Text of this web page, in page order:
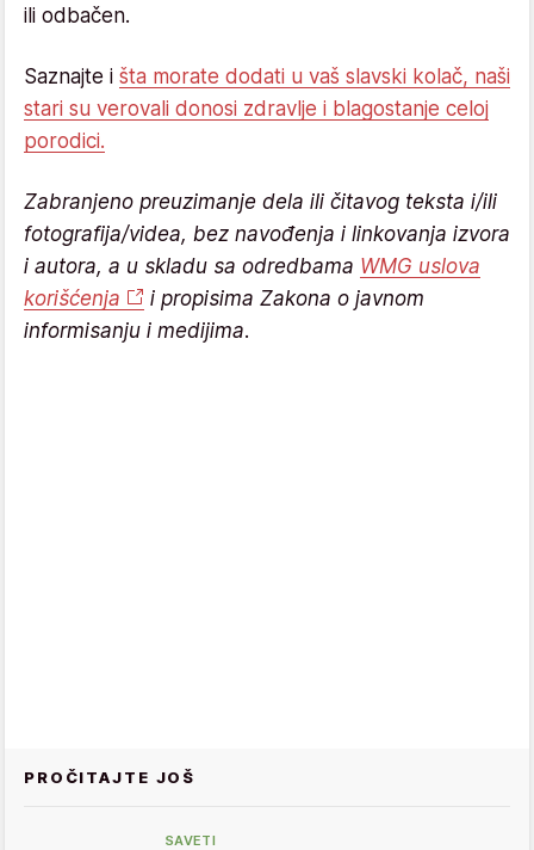
ili odbačen.
Saznajte i šta morate dodati u vaš slavski kolač, naši
stari su verovali donosi zdravlje i blagostanje celoj
porodici.
Zabranjeno preuzimanje dela ili čitavog teksta i/ili
fotografija/videa, bez navođenja i linkovanja izvora
i autora, a u skladu sa odredbama WMG uslova
korišćenja
i propisima Zakona o javnom
informisanju i medijima.
PROČITAJTE JOŠ
SAVETI